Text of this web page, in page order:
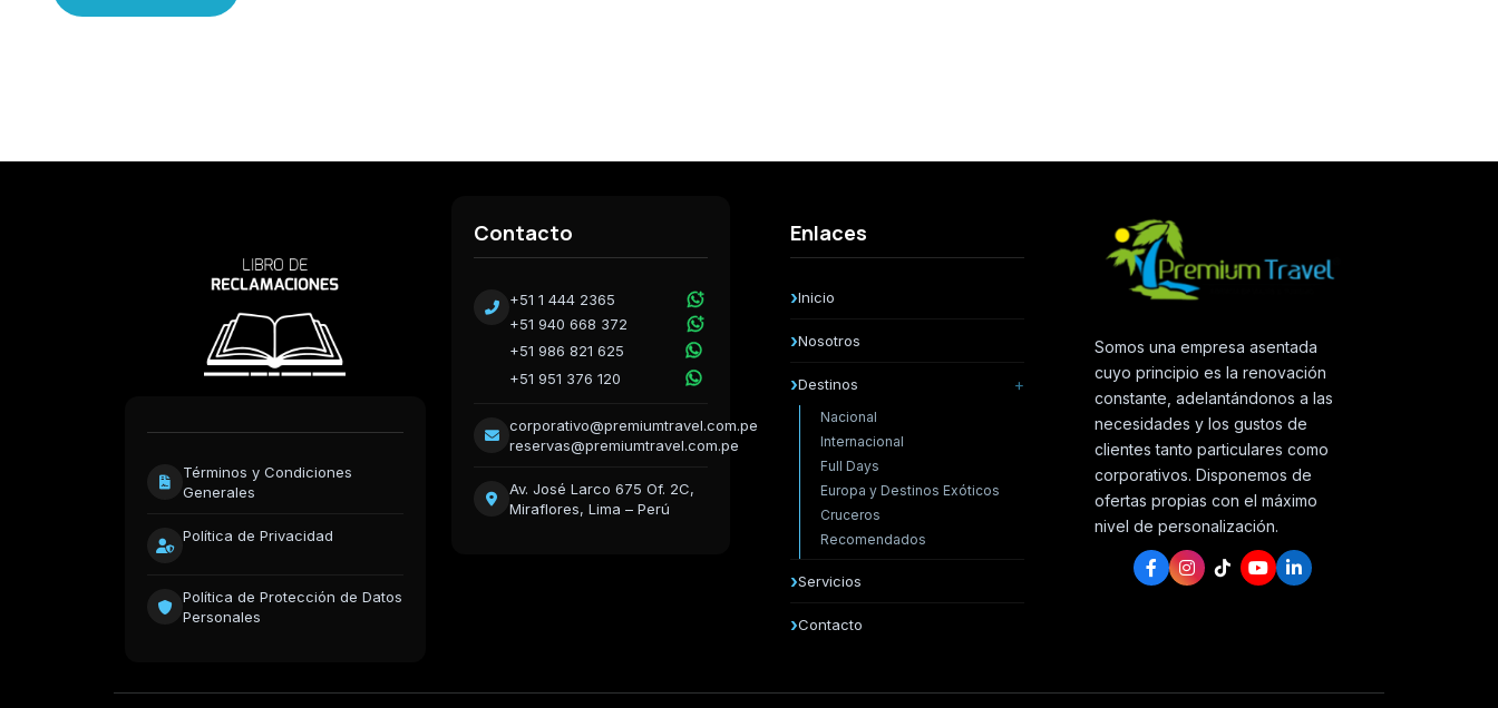
Términos y Condiciones
Generales
Política de Privacidad
Política de Protección de Datos
Personales
Contacto
+51 1 444 2365
+51 940 668 372
+51 986 821 625
+51 951 376 120
corporativo@premiumtravel.com.pe
reservas@premiumtravel.com.pe
Av. José Larco 675 Of. 2C,
Miraflores, Lima – Perú
Enlaces
Inicio
Nosotros
Destinos
Nacional
Internacional
Full Days
Europa y Destinos Exóticos
Cruceros
Recomendados
Servicios
Contacto
Somos una empresa asentada
cuyo principio es la renovación
constante, adelantándonos a las
necesidades y los gustos de
clientes tanto particulares como
corporativos. Disponemos de
ofertas propias con el máximo
nivel de personalización.